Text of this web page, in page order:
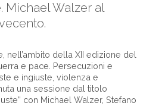
Michael Walzer al
nell’ambito della XII edizione del
e pace. Persecuzioni e
e ingiuste, violenza e
una sessione dal titolo
con Michael Walzer, Stefano